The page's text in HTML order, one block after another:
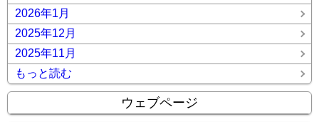
2026年1月
2025年12月
2025年11月
もっと読む
ウェブページ